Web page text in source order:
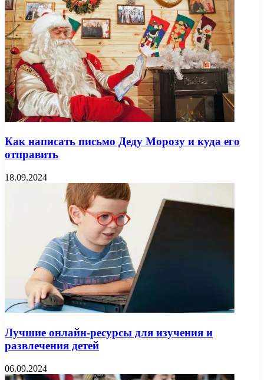
Как написать письмо Деду Морозу и куда его
отправить
18.09.2024
Лучшие онлайн-ресурсы для изучения и
развлечения детей
06.09.2024